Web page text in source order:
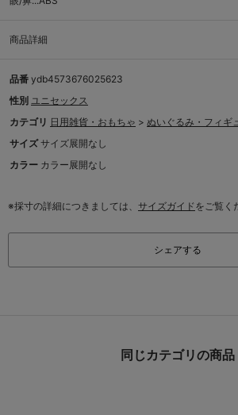
商品詳細
品番 ydb4573676025623
性別 ユニセックス
カテゴリ 日用雑貨・おもちゃ > ぬいぐるみ・フィギ
サイズ サイズ展開なし
カラー カラー展開なし
※採寸の詳細につきましては、 サイズガイドをご覧く
シェアする
同じカテゴリの商品